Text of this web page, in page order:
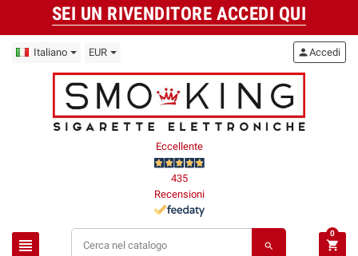
SEI UN RIVENDITORE ACCEDI QUI
Italiano EUR
Eccellente
435
Recensioni
view_headline search
personAccedi
shopping_cart
0